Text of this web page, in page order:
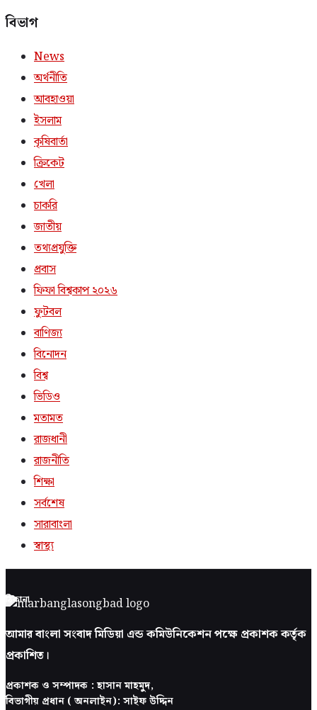
বিভাগ
News
অর্থনীতি
আবহাওয়া
ইসলাম
কৃষিবার্তা
ক্রিকেট
খেলা
চাকরি
জাতীয়
তথ্যপ্রযুক্তি
প্রবাস
ফিফা বিশ্বকাপ ২০২৬
ফুটবল
বাণিজ্য
বিনোদন
বিশ্ব
ভিডিও
মতামত
রাজধানী
রাজনীতি
শিক্ষা
সর্বশেষ
সারাবাংলা
স্বাস্থ্য
ঠিকানা
আমার বাংলা সংবাদ মিডিয়া এন্ড কমিউনিকেশন পক্ষে প্রকাশক কর্তৃক
প্রকাশিত।
প্রকাশক ও সম্পাদক : হাসান মাহমুদ,
বিভাগীয় প্রধান ( অনলাইন): সাইফ উদ্দিন